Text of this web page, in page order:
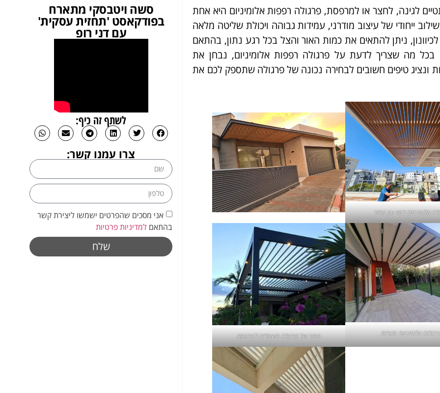
לגינה, לחצר או למרפסת, פרגולה רפפות אלומיניום היא אחת
ייחודי של עיצוב מודרני, עמידות גבוהה ויכולת שליטה מלאה
ניתן להתאים את כמות האור והצל בכל רגע נתון, בהתאם
בכל מה שצריך לדעת על פרגולה רפפות אלומיניום, נבחן את
ונציג טיפים חשובים לבחירה נכונה של פרגולה שתספק לכם את
אלומיניום דמוי עץמחיר
אלומיניום סגורות מחיר שלפרגולה חשמליתלמרפסת
סשה ויטבסקי מתארח
בפודקאסט 'תחזית עסקית'
עם דני רופ
לשתף זה כיף:
צרו עמנו קשר:
אני מסכים שהפרטים ישמשו ליצירת קשר
בהתאם למדיניות פרטיות
שלח